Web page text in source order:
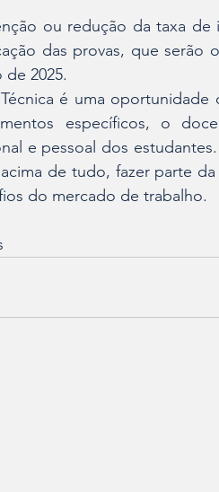
ou redução da taxa
das provas, que serão
2025.
é uma
específicos, o
e pessoal dos
de tudo, fazer parte
do mercado de trabalho.